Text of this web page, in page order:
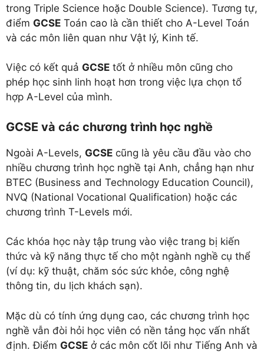
trong Triple Science hoặc Double Science). Tương tự,
điểm GCSE Toán cao là cần thiết cho A-Level Toán
và các môn liên quan như Vật lý, Kinh tế.
Việc có kết quả GCSE tốt ở nhiều môn cũng cho
phép học sinh linh hoạt hơn trong việc lựa chọn tổ
hợp A-Level của mình.
GCSE và các chương trình học nghề
Ngoài A-Levels, GCSE cũng là yêu cầu đầu vào cho
nhiều chương trình học nghề tại Anh, chẳng hạn như
BTEC (Business and Technology Education Council),
NVQ (National Vocational Qualification) hoặc các
chương trình T-Levels mới.
Các khóa học này tập trung vào việc trang bị kiến
thức và kỹ năng thực tế cho một ngành nghề cụ thể
(ví dụ: kỹ thuật, chăm sóc sức khỏe, công nghệ
thông tin, du lịch khách sạn).
Mặc dù có tính ứng dụng cao, các chương trình học
nghề vẫn đòi hỏi học viên có nền tảng học vấn nhất
định. Điểm GCSE ở các môn cốt lõi như Tiếng Anh và